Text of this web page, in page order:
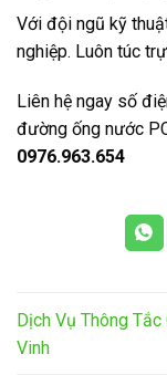
Với đội ngũ kỹ
nghiệp. Luôn túc
Liên hệ ngay số
đường ống nước
0976.963.654
Dịch Vụ Thông Tắc
Vinh